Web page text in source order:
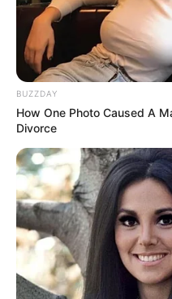
BUZZDAY
How One Photo Caused A
Divorce